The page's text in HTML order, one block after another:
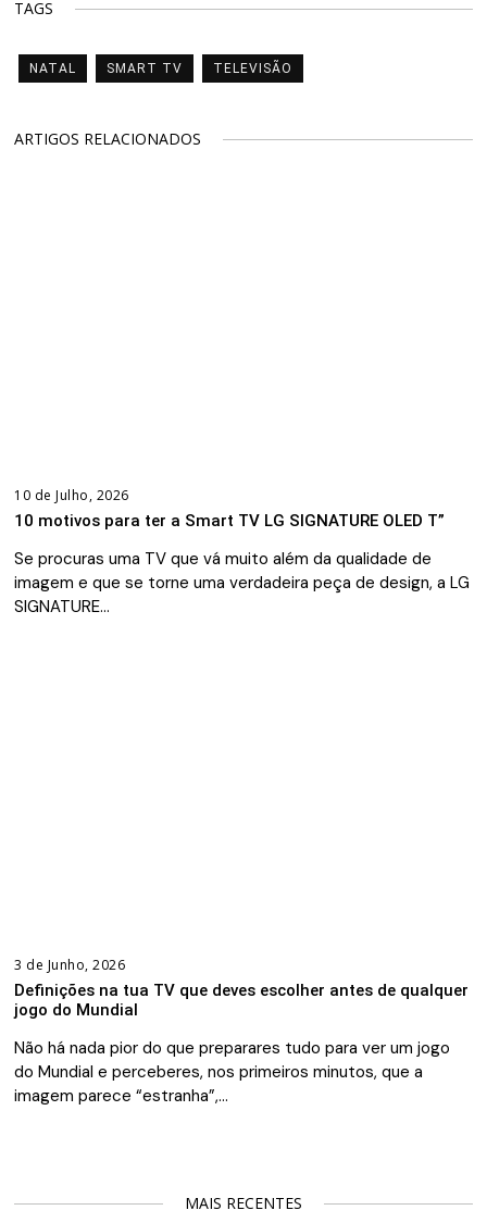
TAGS
NATAL SMART TV TELEVISÃO
ARTIGOS RELACIONADOS
10 de Julho, 2026
10 motivos para ter a Smart TV LG SIGNATURE OLED T”
Se procuras uma TV que vá muito além da qualidade de
imagem e que se torne uma verdadeira peça de design, a LG
SIGNATURE…
3 de Junho, 2026
Definições na tua TV que deves escolher antes de qualquer
jogo do Mundial
Não há nada pior do que preparares tudo para ver um jogo
do Mundial e perceberes, nos primeiros minutos, que a
imagem parece “estranha”,…
MAIS RECENTES